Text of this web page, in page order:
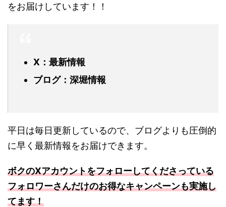
をお届けしています！！
X：最新情報
ブログ：深堀情報
平日は毎日更新しているので、ブログよりも圧倒的
に早く最新情報をお届けできます。
ボクのXアカウントをフォローしてくださっている
フォロワーさんだけのお得なキャンペーンも実施し
てます！